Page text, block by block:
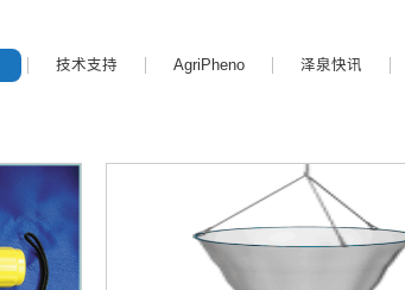
技术支持 AgriPheno 泽泉快讯